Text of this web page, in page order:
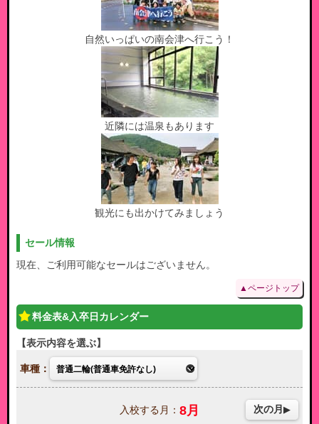
自然いっぱいの南会津へ行こう！
近隣には温泉もあります
観光にも出かけてみましょう
セール情報
現在、ご利用可能なセールはございません。
▲ページトップ
料金表&入卒日カレンダー
表示内容を選ぶ
車種：
入校する月： 8月 次の月